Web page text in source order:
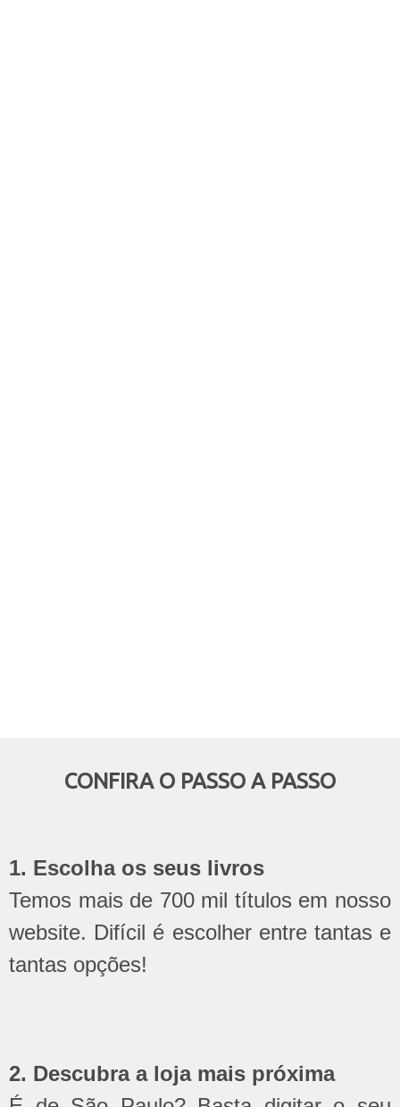
CONFIRA O PASSO A PASSO
1. Escolha os seus livros
Temos mais de 700 mil títulos em nosso
website. Difícil é escolher entre tantas e
tantas opções!
2. Descubra a loja mais próxima